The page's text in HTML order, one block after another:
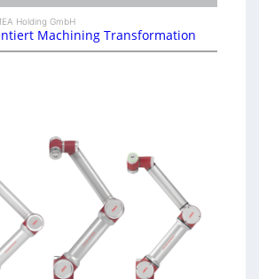
Holding GmbH
Machining Transformation